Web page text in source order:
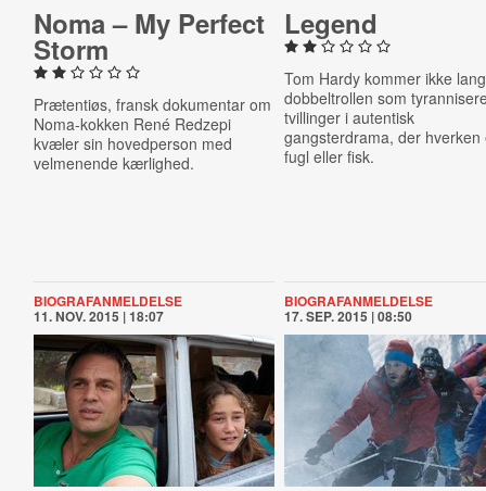
Noma – My Perfect
Storm
Prætentiøs, fransk dokumentar om
Noma-kokken René Redzepi
kvæler sin hovedperson med
velmenende kærlighed.
Legend
Tom Hardy kommer ikke
dobbeltrollen som
tvillinger i autentisk
gangsterdrama, der hverken
fugl eller fisk.
BIOGRAFANMELDELSE
11. NOV. 2015 | 18:07
BIOGRAFANMELDELSE
17. SEP. 2015 | 08:50